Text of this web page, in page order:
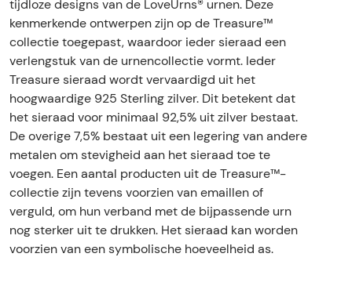
tijdloze designs van de LoveUrns® urnen. Deze
kenmerkende ontwerpen zijn op de Treasure™
collectie toegepast, waardoor ieder sieraad een
verlengstuk van de urnencollectie vormt. Ieder
Treasure sieraad wordt vervaardigd uit het
hoogwaardige 925 Sterling zilver. Dit betekent dat
het sieraad voor minimaal 92,5% uit zilver bestaat.
De overige 7,5% bestaat uit een legering van andere
metalen om stevigheid aan het sieraad toe te
voegen. Een aantal producten uit de Treasure™-
collectie zijn tevens voorzien van emaillen of
verguld, om hun verband met de bijpassende urn
nog sterker uit te drukken. Het sieraad kan worden
voorzien van een symbolische hoeveelheid as.